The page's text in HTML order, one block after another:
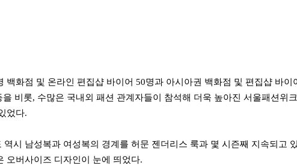
백화점 및 온라인 편집샵 바이어 50명과 아시아권 백화점 및 편집샵 바이
을 비롯, 수많은 국내외 패션 관계자들이 참석해 더욱 높아진 서울패션위
었다.
역시 남성복과 여성복의 경계를 허문 젠더리스 룩과 몇 시즌째 지속되고
오버사이즈 디자인이 눈에 띄었다.